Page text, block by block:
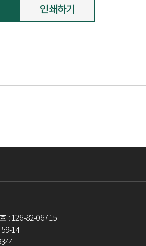
인쇄하기
: 126-82-06715
14